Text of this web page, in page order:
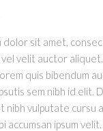
dolor sit amet,
vel velit auctor
quis bibendum
sem nibh id elit.
nibh vulputate cursu
accumsan ipsum